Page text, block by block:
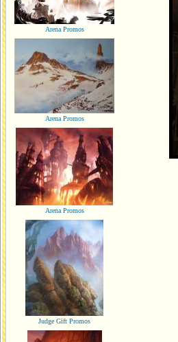
Arena Promos
Arena Promos
Arena Promos
Judge Gift Promos